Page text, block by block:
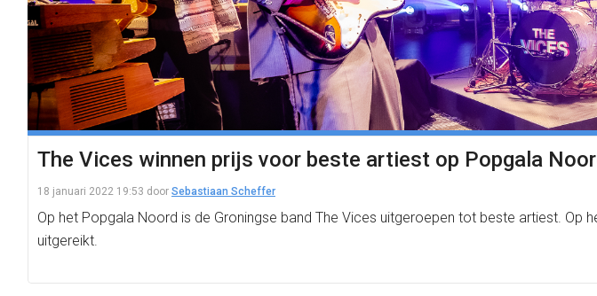
The Vices winnen prijs voor beste artiest op Popgala
18 januari 2022 19:53 door Sebastiaan Scheffer
Op het Popgala Noord is de Groningse band The Vices uitgeroepen tot beste artiest.
uitgereikt.